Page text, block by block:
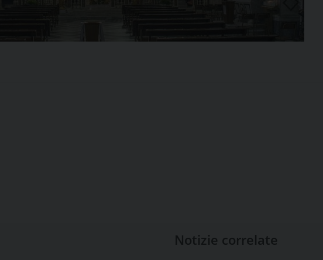
Notizie correlate